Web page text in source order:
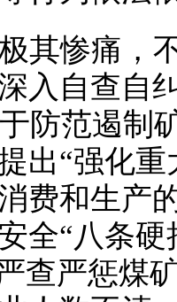
其惨痛，
入自查自
防范遏制
出“强化
费和生产
全“八条
查严惩煤